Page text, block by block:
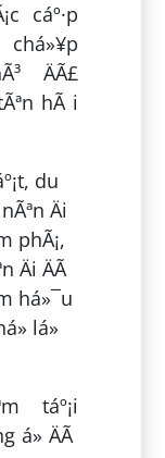
cáº·p
ÄÃ£
hÃ i
táº¡i
á» ÄÃ